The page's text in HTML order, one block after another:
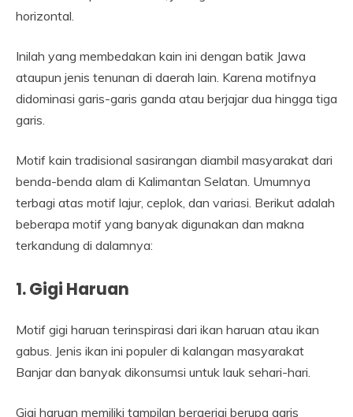
horizontal.
Inilah yang membedakan kain ini dengan batik Jawa
ataupun jenis tenunan di daerah lain. Karena motifnya
didominasi garis-garis ganda atau berjajar dua hingga tiga
garis.
Motif kain tradisional sasirangan diambil masyarakat dari
benda-benda alam di Kalimantan Selatan. Umumnya
terbagi atas motif lajur, ceplok, dan variasi. Berikut adalah
beberapa motif yang banyak digunakan dan makna
terkandung di dalamnya:
1. Gigi Haruan
Motif gigi haruan terinspirasi dari ikan haruan atau ikan
gabus. Jenis ikan ini populer di kalangan masyarakat
Banjar dan banyak dikonsumsi untuk lauk sehari-hari.
Gigi haruan memiliki tampilan bergerigi berupa garis